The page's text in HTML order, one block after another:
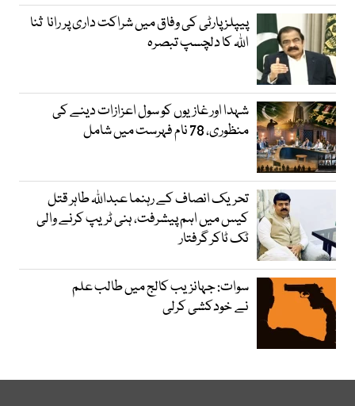
پیپلز پارٹی کی وفاق میں شراکت داری پر رانا ثنا
اللہ کا دلچسپ تبصرہ
شہدا اور غازیوں کو سول اعزازات دینے کی
منظوری، 78 نام فہرست میں شامل
تحریک انصاف کے رہنما عبداللہ طاہر قتل
کیس میں اہم پیشرفت، ہنی ٹریپ کرنے والی
ٹک ٹاکر گرفتار
سوات: جہانزیب کالج میں طالب علم
نے خودکشی کرلی